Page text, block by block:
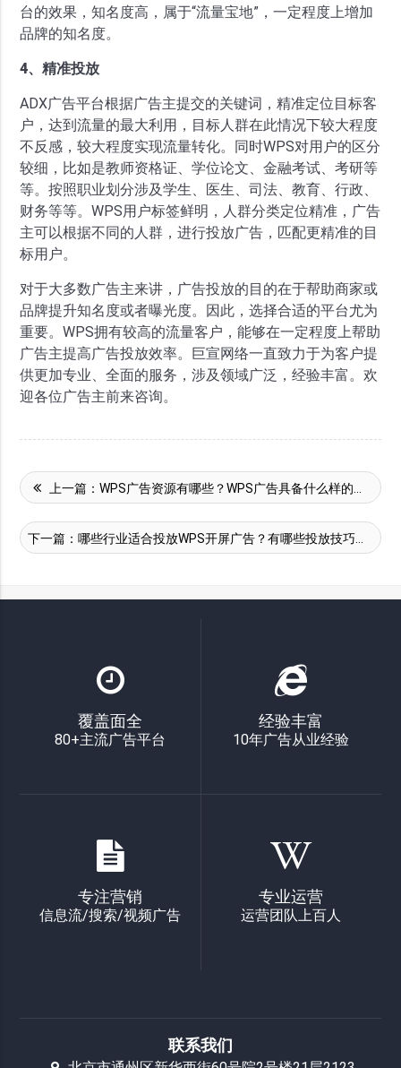
台的效果，知名度高，属于“流量宝地”，一定程度上增加
品牌的知名度。
4、精准投放
ADX广告平台根据广告主提交的关键词，精准定位目标客
户，达到流量的最大利用，目标人群在此情况下较大程度
不反感，较大程度实现流量转化。同时WPS对用户的区分
较细，比如是教师资格证、学位论文、金融考试、考研等
等。按照职业划分涉及学生、医生、司法、教育、行政、
财务等等。WPS用户标签鲜明，人群分类定位精准，广告
主可以根据不同的人群，进行投放广告，匹配更精准的目
标用户。
对于大多数广告主来讲，广告投放的目的在于帮助商家或
品牌提升知名度或者曝光度。因此，选择合适的平台尤为
重要。WPS拥有较高的流量客户，能够在一定程度上帮助
广告主提高广告投放效率。巨宣网络一直致力于为客户提
供更加专业、全面的服务，涉及领域广泛，经验丰富。欢
迎各位广告主前来咨询。
上一篇：WPS广告资源有哪些？WPS广告具备什么样的推广能力？
下一篇：哪些行业适合投放WPS开屏广告？有哪些投放技巧？
覆盖面全
80+主流广告平台
经验丰富
10年广告从业经验
专注营销
信息流/搜索/视频广告
专业运营
运营团队上百人
联系我们